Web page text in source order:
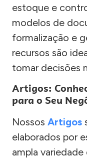
estoque e
modelos de
formalização e
recursos são
tomar decisões
Artigos:
para o Seu
Nossos Artigos
elaborados por
ampla